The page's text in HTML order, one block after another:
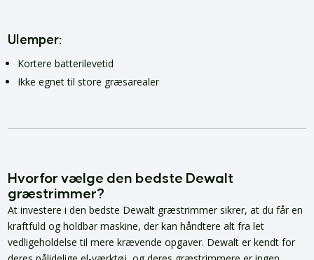
Ulemper:
Kortere batterilevetid
Ikke egnet til store græsarealer
Hvorfor vælge den bedste Dewalt
græstrimmer?
At investere i den bedste Dewalt græstrimmer sikrer, at du får en
kraftfuld og holdbar maskine, der kan håndtere alt fra let
vedligeholdelse til mere krævende opgaver. Dewalt er kendt for